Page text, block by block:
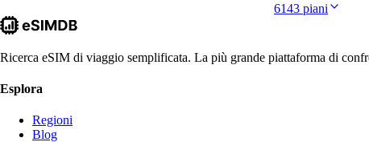
6143 piani
Ricerca eSIM di viaggio semplificata. La più grande piattaforma di
Esplora
Regioni
Blog